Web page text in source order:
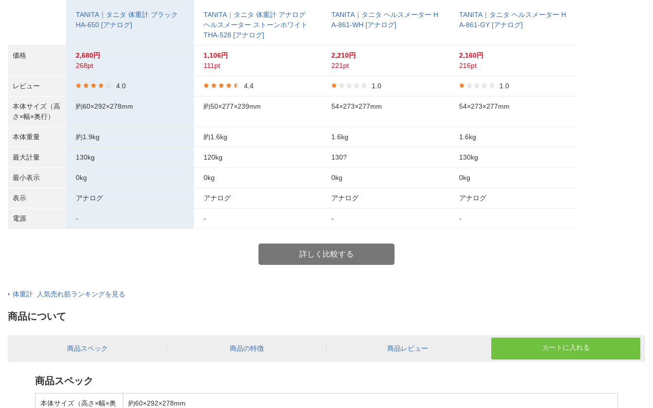
価格
レビュー
本体サイズ（高
さ×幅×奥行）
本体重量
最大計量
最小表示
表示
電源
TANITA｜タニタ 体重計 ブラック
HA-650 [アナログ]
2,680円
268pt
4.0
約60×292×278mm
約1.9kg
130kg
0kg
アナログ
-
TANITA｜タニタ 体重計 アナログ
ヘルスメーター ストーンホワイト
THA-528 [アナログ]
1,106円
111pt
4.4
約50×277×239mm
約1.6kg
120kg
0kg
アナログ
-
TANITA｜タニタ ヘルスメーター H
A-861-WH [アナログ]
2,210円
221pt
1.0
54×273×277mm
1.6kg
130?
0kg
アナログ
-
TANITA｜タニタ ヘルスメーター H
A-861-GY [アナログ]
2,160円
216pt
1.0
54×273×277mm
1.6kg
130kg
0kg
アナログ
-
詳しく比較する
体重計 人気売れ筋ランキングを見る
商品について
カートに入れる
商品スペック 商品の特徴 商品レビュー
商品スペック
本体サイズ（高さ×幅×奥
約60×292×278mm